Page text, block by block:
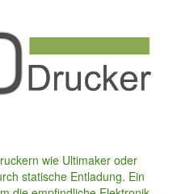
wie Ultimaker oder
statische Entladung. Ein